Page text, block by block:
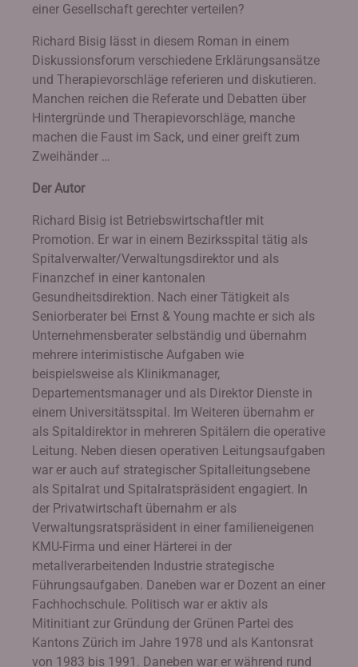
einer Gesellschaft gerechter verteilen?
Richard Bisig lässt in diesem Roman in einem
Diskussionsforum verschiedene Erklärungsansätze
und Therapievorschläge referieren und diskutieren.
Manchen reichen die Referate und Debatten über
Hintergründe und Therapievorschläge, manche
machen die Faust im Sack, und einer greift zum
Zweihänder …
Der Autor
Richard Bisig ist Betriebswirtschaftler mit
Promotion. Er war in einem Bezirksspital tätig als
Spitalverwalter/Verwaltungsdirektor und als
Finanzchef in einer kantonalen
Gesundheitsdirektion. Nach einer Tätigkeit als
Seniorberater bei Ernst & Young machte er sich als
Unternehmensberater selbständig und übernahm
mehrere interimistische Aufgaben wie
beispielsweise als Klinikmanager,
Departementsmanager und als Direktor Dienste in
einem Universitätsspital. Im Weiteren übernahm er
als Spitaldirektor in mehreren Spitälern die operative
Leitung. Neben diesen operativen Leitungsaufgaben
war er auch auf strategischer Spitalleitungsebene
als Spitalrat und Spitalratspräsident engagiert. In
der Privatwirtschaft übernahm er als
Verwaltungsratspräsident in einer familieneigenen
KMU-Firma und einer Härterei in der
metallverarbeitenden Industrie strategische
Führungsaufgaben. Daneben war er Dozent an einer
Fachhochschule. Politisch war er aktiv als
Mitinitiant zur Gründung der Grünen Partei des
Kantons Zürich im Jahre 1978 und als Kantonsrat
von 1983 bis 1991. Daneben war er während rund